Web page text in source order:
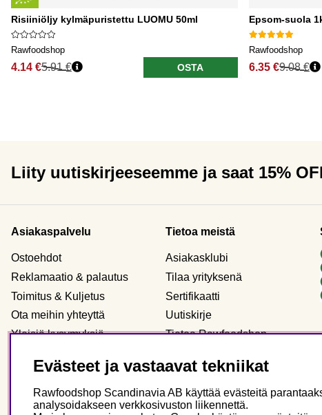
Risiiniöljy kylmäpuristettu LUOMU 50ml
Rawfoodshop
4.14 €5.91 € OSTA
Epsom-suola
Rawfoodshop
6.35 €9.08 €
Liity uutiskirjeeseemme ja saat 15%
Asiakaspalvelu
Ostoehdot
Reklamaatio & palautus
Toimitus & Kuljetus
Ota meihin yhteyttä
Yleisiä kysymyksiä
Henkilökohtaiset tiedot
Tietoa meistä
Asiakasklubi
Tilaa yrityksenä
Sertifikaatti
Uutiskirje
Tietoa Rawfoodshop
Evästeet ja vastaavat tekniikat
Rawfoodshop Scandinavia AB käyttää evästeitä
analysoidakseen verkkosivuston liikennettä.